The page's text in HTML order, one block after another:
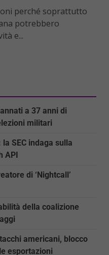
perché soprattutto
potrebbero
e...
a 37 anni di
militari
SEC indaga sulla
API
di ‘Nightcall’
della coalizione
americani, blocco
esportazioni